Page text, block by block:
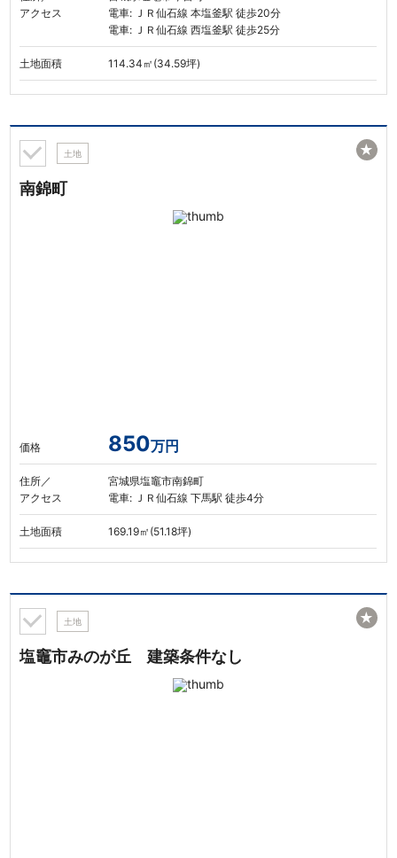
アクセス
電車: ＪＲ仙石線 本塩釜駅 徒歩20分
電車: ＪＲ仙石線 西塩釜駅 徒歩25分
土地面積 114.34㎡(34.59坪)
土地
南錦町
価格 850万円
住所／
アクセス
宮城県塩竈市南錦町
電車: ＪＲ仙石線 下馬駅 徒歩4分
土地面積 169.19㎡(51.18坪)
★
土地
塩竈市みのが丘 建築条件なし
★